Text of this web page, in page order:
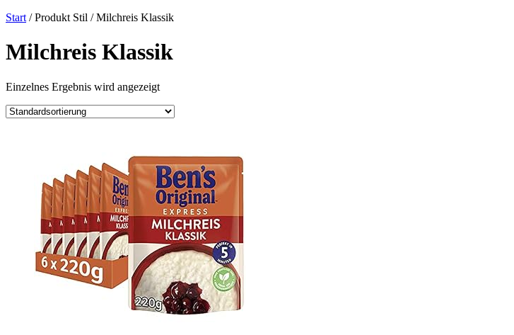
Start / Produkt Stil / Milchreis Klassik
Milchreis Klassik
Einzelnes Ergebnis wird angezeigt